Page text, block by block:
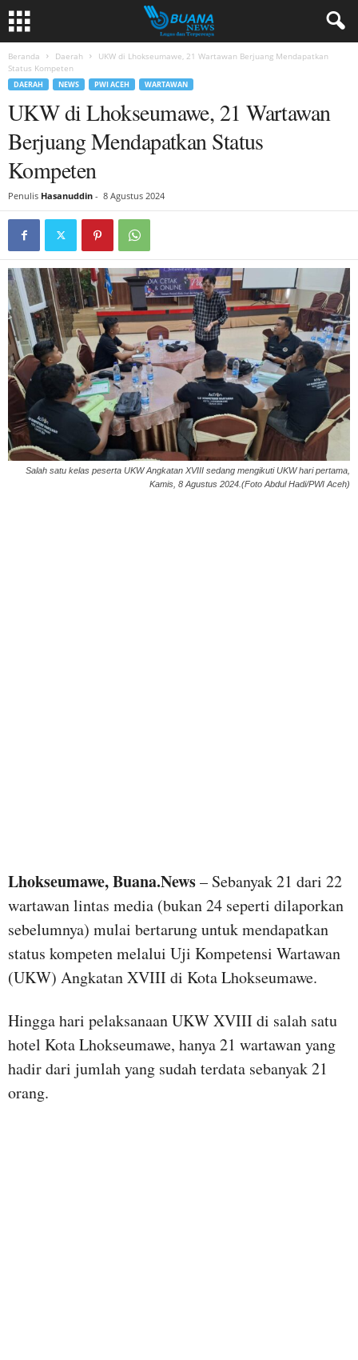
Beranda Daerah
UKW di Lhokseumawe, 21 Wartawan Berjuang Mendapatkan
Status Kompeten
DAERAH NEWS PWI ACEH WARTAWAN
UKW di Lhokseumawe, 21 Wartawan
Berjuang Mendapatkan Status
Kompeten
Penulis Hasanuddin - 8 Agustus 2024
Salah satu kelas peserta UKW Angkatan XVIII sedang mengikuti UKW hari pertama,
Kamis, 8 Agustus 2024.(Foto Abdul Hadi/PWI Aceh)
Lhokseumawe, Buana.News– Sebanyak 21 dari 22
wartawan lintas media (bukan 24 seperti dilaporkan
sebelumnya) mulai bertarung untuk mendapatkan
status kompeten melalui Uji Kompetensi Wartawan
(UKW) Angkatan XVIII di Kota Lhokseumawe.
Hingga hari pelaksanaan UKW XVIII di salah satu
hotel Kota Lhokseumawe, hanya 21 wartawan yang
hadir dari jumlah yang sudah terdata sebanyak 21
orang.